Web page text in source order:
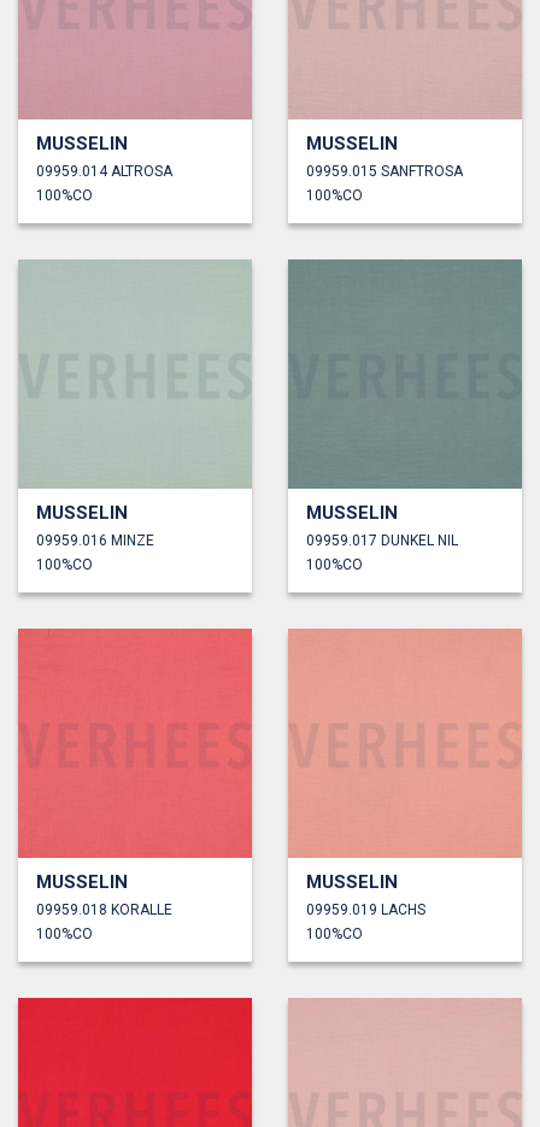
MUSSELIN
09959.014 ALTROSA
100%CO
MUSSELIN
09959.015 SANFTROSA
100%CO
MUSSELIN
09959.016 MINZE
100%CO
MUSSELIN
09959.017 DUNKEL NIL
100%CO
MUSSELIN
09959.018 KORALLE
100%CO
MUSSELIN
09959.019 LACHS
100%CO